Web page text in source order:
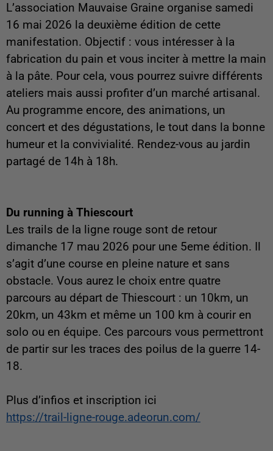
L’association Mauvaise Graine organise samedi
16 mai 2026 la deuxième édition de cette
manifestation. Objectif : vous intéresser à la
fabrication du pain et vous inciter à mettre la main
à la pâte. Pour cela, vous pourrez suivre différents
ateliers mais aussi profiter d’un marché artisanal.
Au programme encore, des animations, un
concert et des dégustations, le tout dans la bonne
humeur et la convivialité. Rendez-vous au jardin
partagé de 14h à 18h.
Du running à Thiescourt
Les trails de la ligne rouge sont de retour
dimanche 17 mau 2026 pour une 5eme édition. Il
s’agit d’une course en pleine nature et sans
obstacle. Vous aurez le choix entre quatre
parcours au départ de Thiescourt : un 10km, un
20km, un 43km et même un 100 km à courir en
solo ou en équipe. Ces parcours vous permettront
de partir sur les traces des poilus de la guerre 14-
18.
Plus d’infios et inscription ici
https://trail-ligne-rouge.adeorun.com/